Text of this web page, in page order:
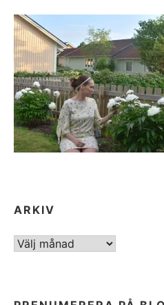
ARKIV
ARKIV